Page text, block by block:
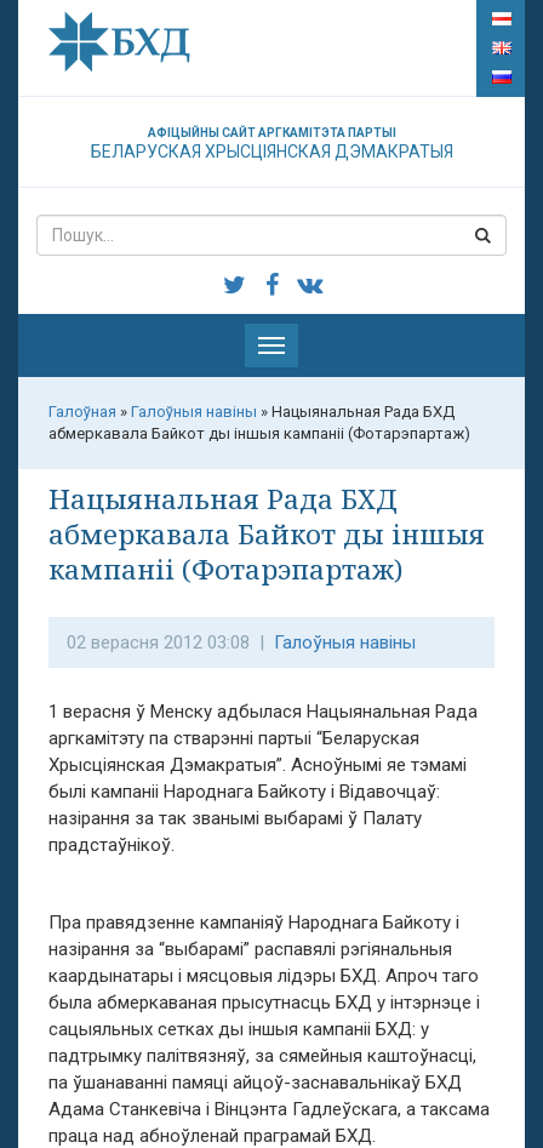
АФІЦЫЙНЫ САЙТ АРГКАМІТЭТА ПАРТЫІ
БЕЛАРУСКАЯ ХРЫСЦІЯНСКАЯ ДЭМАКРАТЫЯ
Паказаць
меню
Галоўная » Галоўныя навіны » Нацыянальная Рада БХД
абмеркавала Байкот ды іншыя кампаніі (Фотарэпартаж)
Нацыянальная Рада БХД
абмеркавала Байкот ды іншыя
кампаніі (Фотарэпартаж)
02 верасня 2012 03:08 | Галоўныя навіны
1 верасня ў Менску адбылася Нацыянальная Рада
аргкамітэту па стварэнні партыі “Беларуская
Хрысціянская Дэмакратыя”. Асноўнымі яе тэмамі
былі кампаніі Народнага Байкоту і Відавочцаў:
назірання за так званымі выбарамі ў Палату
прадстаўнікоў.
Пра правядзенне кампаніяў Народнага Байкоту і
назірання за “выбарамі” распавялі рэгіянальныя
каардынатары і мясцовыя лідэры БХД. Апроч таго
была абмеркаваная прысутнасць БХД у інтэрнэце і
сацыяльных сетках ды іншыя кампаніі БХД: у
падтрымку палітвязняў, за сямейныя каштоўнасці,
па ўшанаванні памяці айцоў-заснавальнікаў БХД
Адама Станкевіча і Вінцэнта Гадлеўскага, а таксама
праца над абноўленай праграмай БХД.